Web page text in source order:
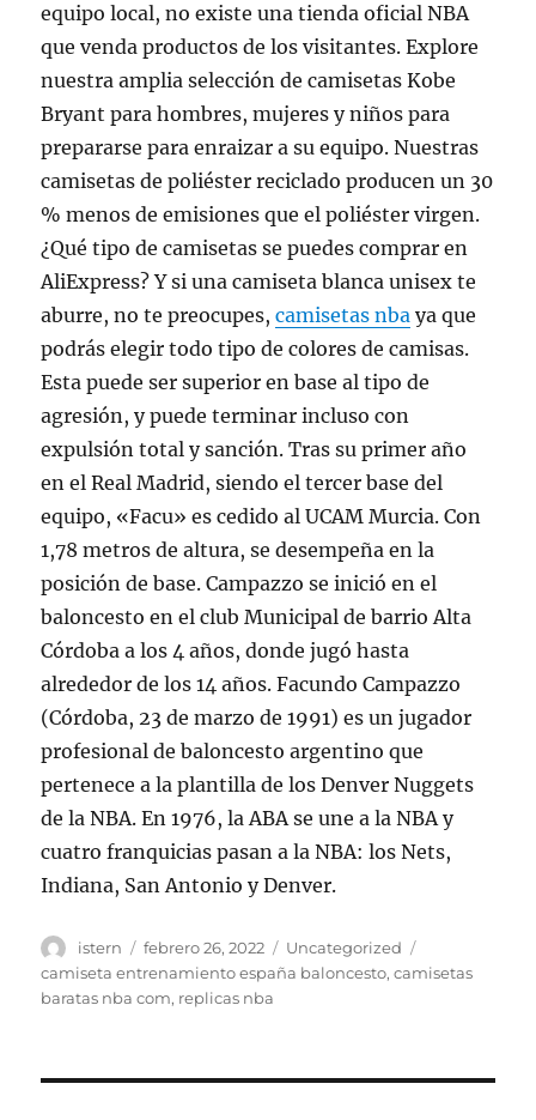
equipo local, no existe una tienda oficial NBA
que venda productos de los visitantes. Explore
nuestra amplia selección de camisetas Kobe
Bryant para hombres, mujeres y niños para
prepararse para enraizar a su equipo. Nuestras
camisetas de poliéster reciclado producen un 30
% menos de emisiones que el poliéster virgen.
¿Qué tipo de camisetas se puedes comprar en
AliExpress? Y si una camiseta blanca unisex te
aburre, no te preocupes,camisetas nba ya que
podrás elegir todo tipo de colores de camisas.
Esta puede ser superior en base al tipo de
agresión, y puede terminar incluso con
expulsión total y sanción. Tras su primer año
en el Real Madrid, siendo el tercer base del
equipo, «Facu» es cedido al UCAM Murcia. Con
1,78 metros de altura, se desempeña en la
posición de base. Campazzo se inició en el
baloncesto en el club Municipal de barrio Alta
Córdoba a los 4 años, donde jugó hasta
alrededor de los 14 años. Facundo Campazzo
(Córdoba, 23 de marzo de 1991) es un jugador
profesional de baloncesto argentino que
pertenece a la plantilla de los Denver Nuggets
de la NBA. En 1976, la ABA se une a la NBA y
cuatro franquicias pasan a la NBA: los Nets,
Indiana, San Antonio y Denver.
Autor
istern
Publicado
el
febrero 26, 2022 Categorías
Uncategorized
camiseta entrenamiento españa baloncesto,camisetas
baratas nba com, replicas nba